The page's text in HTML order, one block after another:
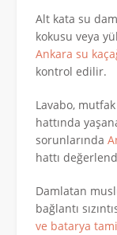
Alt kata su
kokusu veya
Ankara su
kontrol edilir.
Lavabo,
hattında
sorunlarında
hattı
Damlatan
bağlantı
ve batarya